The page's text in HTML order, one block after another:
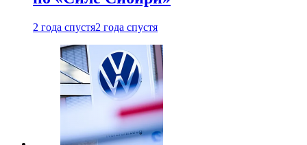
2 года спустя2 года спустя